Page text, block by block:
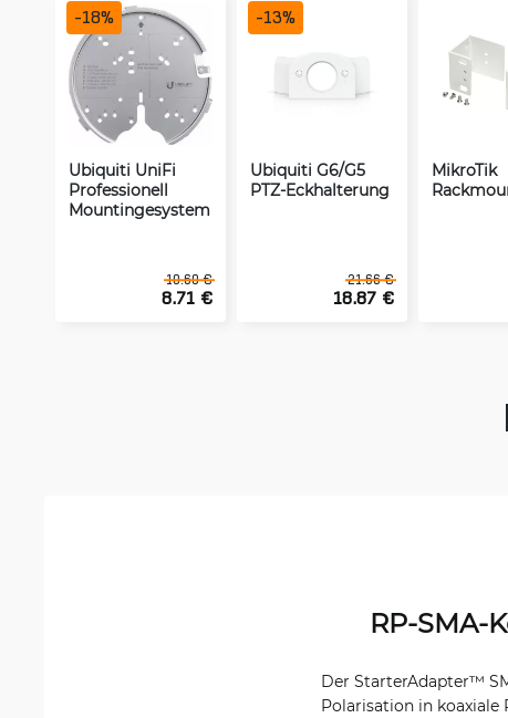
Ubiquiti UniFi
Professionell
Mountingesystem
10.60 €
8.71 €
-18%
Ubiquiti G6/G5
PTZ-Eckhalterung
21.66 €
18.87 €
-13%
MikroTik
RP-
Der StarterAdapter™
Polarisation in